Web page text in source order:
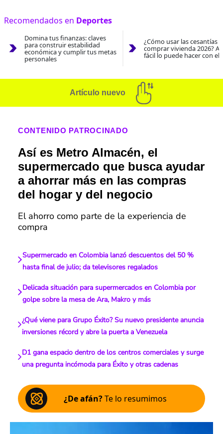
Recomendados en Deportes
Domina tus finanzas: claves
para construir estabilidad
económica y cumplir tus metas
personales
¿Cómo usar las cesantías
comprar vivienda 2026?
fácil lo puede hacer con el
Artículo nuevo
CONTENIDO PATROCINADO
Así es Metro Almacén, el
supermercado que busca ayudar
a ahorrar más en las compras
del hogar y del negocio
El ahorro como parte de la experiencia de
compra
Supermercado en Colombia lanzó descuentos del 50 %
hasta final de julio; da televisores regalados
Delicada situación para supermercados en Colombia por
golpe sobre la mesa de Ara, Makro y más
¿Qué viene para Grupo Éxito? Su nuevo presidente anuncia
inversiones récord y abre la puerta a Venezuela
D1 gana espacio dentro de los centros comerciales y surge
una pregunta incómoda para Éxito y otras cadenas
¿De afán?Te lo resumimos